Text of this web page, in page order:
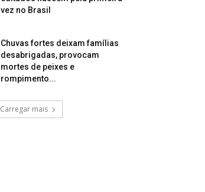
vez no Brasil
Chuvas fortes deixam famílias
desabrigadas, provocam
mortes de peixes e
rompimento...
Carregar mais